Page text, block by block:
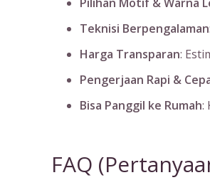
Teknisi Berpengalaman
Harga Transparan:
Pengerjaan Rapi &
Bisa Panggil ke Rumah:
FAQ